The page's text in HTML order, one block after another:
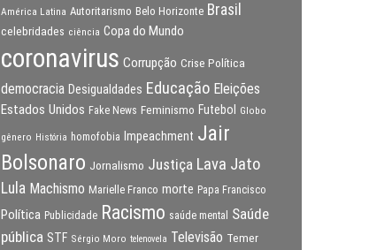
América Latina Autoritarismo Belo Horizonte Brasil
celebridades ciência Copa do Mundo
coronavirus Corrupção Crise Política
democracia Desigualdades Educação Eleições
Estados Unidos Fake News Feminismo Futebol Globo
gênero História homofobia Impeachment Jair
Bolsonaro Jornalismo Justiça Lava Jato
Lula Machismo Marielle Franco morte Papa Francisco
Política Publicidade Racismo saúde mental
Saúde
pública STF Sérgio Moro telenovela Televisão Temer